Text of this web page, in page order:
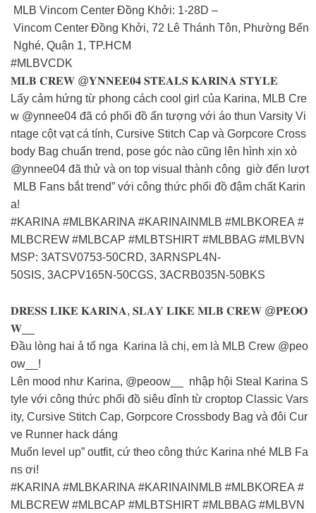
MLB Vincom Center Đồng Khởi: 1-28D –
Vincom Center Đồng Khởi, 72 Lê Thánh Tôn, Phường Bến
Nghé, Quận 1, TP.HCM
#MLBVCDK
𝐌𝐋𝐁 𝐂𝐑𝐄𝐖 @𝐘𝐍𝐍𝐄𝐄𝟎𝟒 𝐒𝐓𝐄𝐀𝐋𝐒 𝐊𝐀𝐑𝐈𝐍𝐀 𝐒𝐓𝐘𝐋𝐄
Lấy cảm hứng từ phong cách cool girl của Karina, MLB Cre
w @ynnee04 đã có phối đồ ấn tượng với áo thun Varsity Vi
ntage cột vạt cá tính, Cursive Stitch Cap và Gorpcore Cross
body Bag chuẩn trend, pose góc nào cũng lên hình xịn xò ️‍
@ynnee04 đã thử và on top visual thành công giờ đến lượt
MLB Fans bắt trend” với công thức phối đồ đậm chất Karin
a!
#KARINA #MLBKARINA #KARINAINMLB #MLBKOREA #
MLBCREW #MLBCAP #MLBTSHIRT #MLBBAG #MLBVN
MSP: 3ATSV0753-50CRD, 3ARNSPL4N-
50SIS, 3ACPV165N-50CGS, 3ACRB035N-50BKS
𝐃𝐑𝐄𝐒𝐒 𝐋𝐈𝐊𝐄 𝐊𝐀𝐑𝐈𝐍𝐀, 𝐒𝐋𝐀𝐘 𝐋𝐈𝐊𝐄 𝐌𝐋𝐁 𝐂𝐑𝐄𝐖 @𝐏𝐄𝐎𝐎
𝐖__
Đầu lòng hai ả tố nga Karina là chị, em là MLB Crew @peo
ow__!️‍
Lên mood như Karina, @peoow__ nhập hội Steal Karina S
tyle với công thức phối đồ siêu đỉnh từ croptop Classic Vars
ity, Cursive Stitch Cap, Gorpcore Crossbody Bag và đôi Cur
ve Runner hack dáng
Muốn level up” outfit, cứ theo công thức Karina nhé MLB Fa
ns ơi!
#KARINA #MLBKARINA #KARINAINMLB #MLBKOREA #
MLBCREW #MLBCAP #MLBTSHIRT #MLBBAG #MLBVN